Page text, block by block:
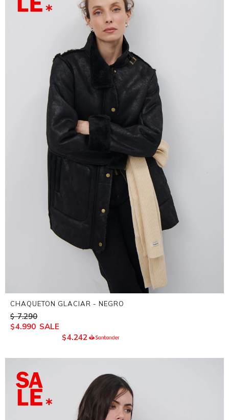
CHAQUETON GLACIAR - NEGRO
$ 7.290
$4.990
$4.242